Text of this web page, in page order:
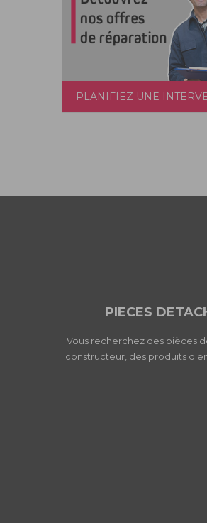
PLANIFIEZ UNE
PIECES
Vous recherchez des pièces
constructeur, des produits